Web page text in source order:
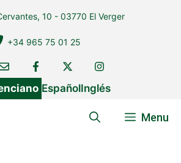
10 - 03770 El Verger
+34 965 75 01 25
EspañolInglés
Menu